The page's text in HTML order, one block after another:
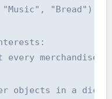
"Bread")
merchandise
objects in a